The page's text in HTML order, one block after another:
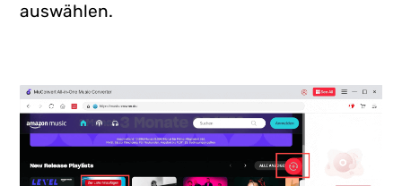
auswählen.